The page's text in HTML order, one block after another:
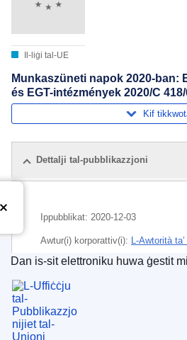
Il-liġi tal-UE
Munkaszüneti napok 2020-ban:
és EGT-intézmények 2020/C
Kif
Dettalji tal-pubblikazzjoni
Ippubblikat: 2020-12-03
Awtur(i) korporattiv(i): L-Awtorità
( L-Assoċjazzjoni Ewropea tal-
Suġġett:
pajjiżi tal-EFTA
CELEX : C2020/418/08
L-Uffiċċju tal-
Dan is-sit elettroniku huwa ġestit